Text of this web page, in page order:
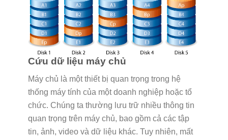
Cứu dữ liệu máy chủ
Máy chủ là một thiết bị quan trọng trong hệ
thống máy tính của một doanh nghiệp hoặc tổ
chức. Chúng ta thường lưu trữ nhiều thông tin
quan trọng trên máy chủ, bao gồm cả các tập
tin, ảnh, video và dữ liệu khác. Tuy nhiên, mất